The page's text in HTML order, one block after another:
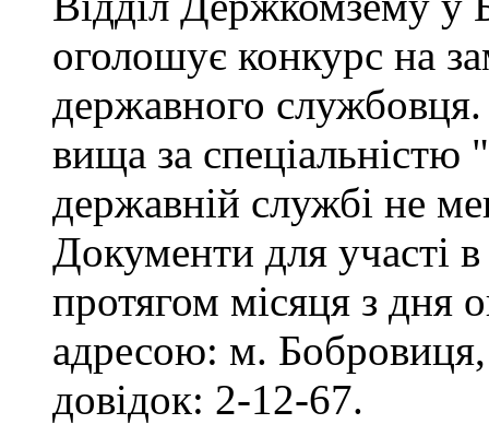
оголошує конкурс на
державного
вища за
державній службі не
Документи для участі
протягом місяця з дня
адресою: м.
довідок: 2-12-67.